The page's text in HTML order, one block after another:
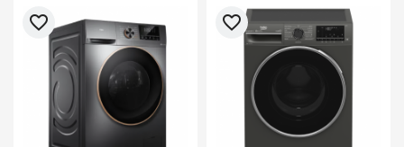
favorite_border favorite_border